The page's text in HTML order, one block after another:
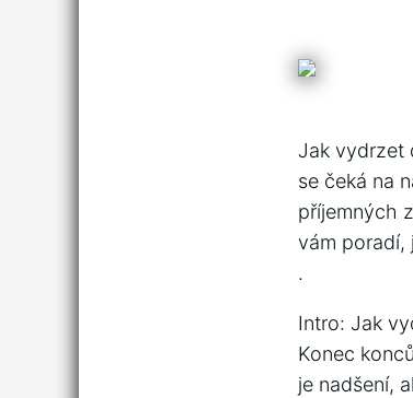
Jak vydrzet
se čeká na
příjemných
vám poradí,
.
Intro: Jak
Konec
je nadšení,